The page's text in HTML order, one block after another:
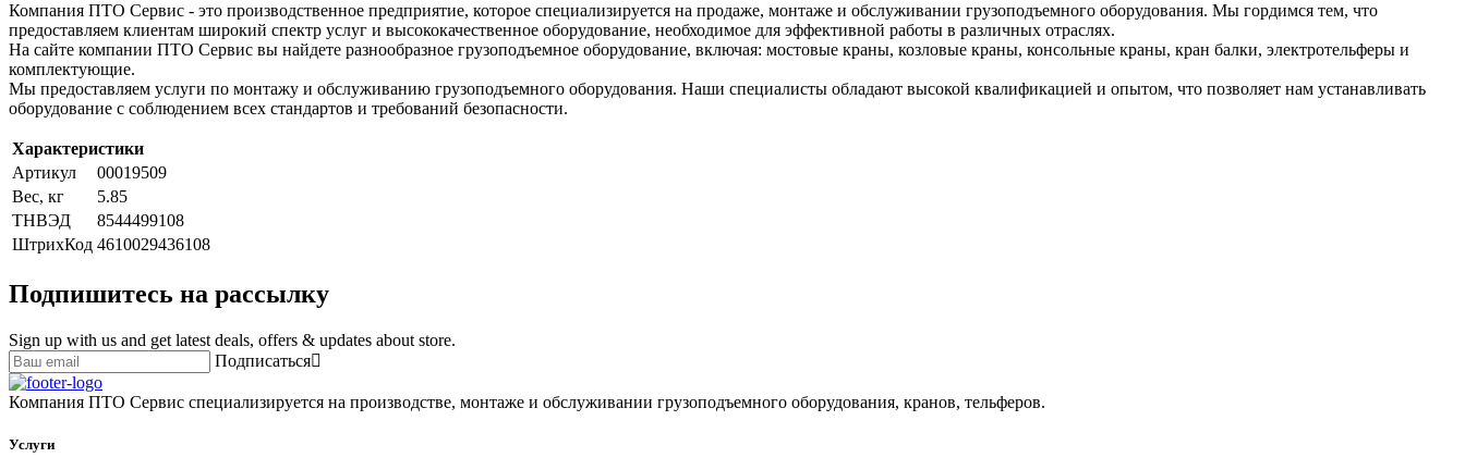
Компания ПТО Сервис - это производственное предприятие, которое специализируется на продаже, монтаже и обслуживании грузоподъемного оборудования. Мы гордимся тем, что
предоставляем клиентам широкий спектр услуг и высококачественное оборудование, необходимое для эффективной работы в различных отраслях.
На сайте компании ПТО Сервис вы найдете разнообразное грузоподъемное оборудование, включая: мостовые краны, козловые краны, консольные краны, кран балки, электротельферы и
комплектующие.
Мы предоставляем услуги по монтажу и обслуживанию грузоподъемного оборудования. Наши специалисты обладают высокой квалификацией и опытом, что позволяет нам устанавливать
оборудование с соблюдением всех стандартов и требований безопасности.
Характеристики
Артикул
00019509
Вес, кг
5.85
ТНВЭД
8544499108
ШтрихКод 4610029436108
Подпишитесь на рассылку
Sign up with us and get latest deals, offers & updates about store.
Подписаться
Компания ПТО Сервис специализируется на производстве, монтаже и обслуживании грузоподъемного оборудования, кранов, тельферов.
Услуги